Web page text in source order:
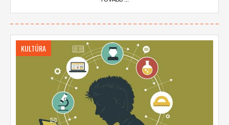
KULTÚRA